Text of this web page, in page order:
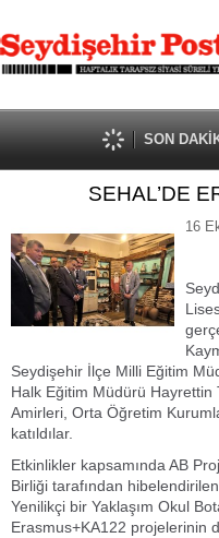
SON
SEHAL’DE
16
Seydişehir İlçe Milli Eğitim
Halk Eğitim Müdürü
Amirleri, Orta Öğretim
katıldılar.
Etkinlikler kapsamında AB
Birliği tarafından
Yenilikçi bir Yaklaşım Okul
Erasmus+KA122 projelerinin